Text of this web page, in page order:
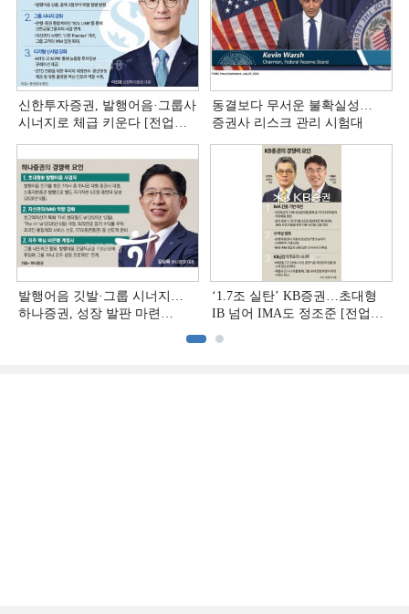
신한투자증권, 발행어음·그룹사
시너지로 체급 키운다 [전업계
동결보다 무서운 불확실성…
증권사 리스크 관리 시험대
발행어음 깃발·그룹 시너지…
하나증권, 성장 발판 마련
‘1.7조 실탄’ KB증권…초대형
IB 넘어 IMA도 정조준 [전업계